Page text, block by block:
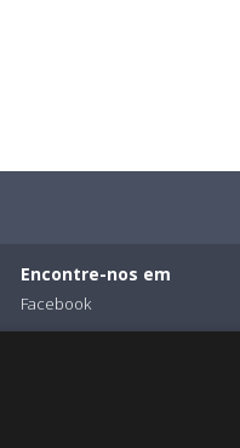
Encontre-nos em
Facebook
Twitter